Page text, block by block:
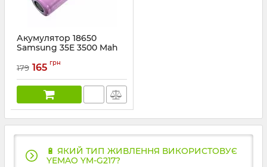
Акумулятор 18650
Samsung 35E 3500 Mah
179 165 грн
🔋 ЯКИЙ ТИП ЖИВЛЕННЯ ВИКОРИСТОВУЄ
YEMAO YM-G217?